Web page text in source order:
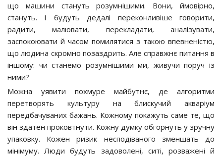
що машини стануть розумнішими. Вони, ймовірно,
стануть. І будуть дедалі переконливіше говорити,
радити, малювати, перекладати, аналізувати,
заспокоювати й часом помилятися з такою впевненістю,
що людина скромно позаздрить. Але справжнє питання в
іншому: чи станемо розумнішими ми, живучи поруч із
ними?
Можна уявити похмуре майбутнє, де алгоритми
перетворять культуру на блискучий акваріум
передбачуваних бажань. Кожному покажуть саме те, що
він здатен проковтнути. Кожну думку обгорнуть у зручну
упаковку. Кожен ризик несподіваного зменшать до
мінімуму. Люди будуть задоволені, ситі, розважені й